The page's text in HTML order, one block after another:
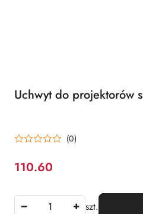
Uchwyt do projektorów
(0)
Cena:
110.60
szt.